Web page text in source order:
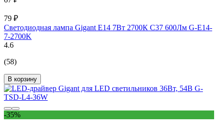
79 ₽
Светодиодная лампа Gigant E14 7Вт 2700К C37 600Лм G-E14-
7-2700K
4.6
(58)
В корзину
-35%